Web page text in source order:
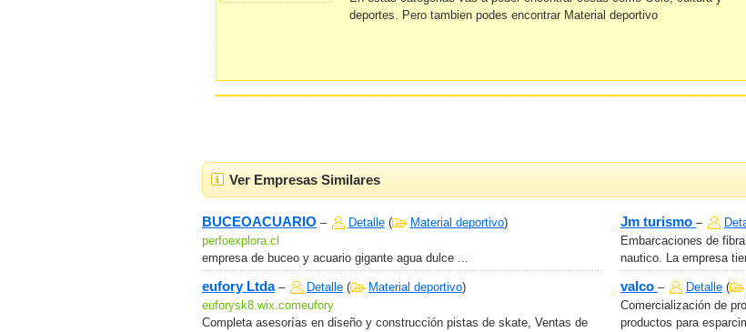
deportes. Pero tambien podes encontrar Material deportivo
Ver Empresas Similares
BUCEOACUARIO – Detalle ( Material deportivo)
perfoexplora.cl
empresa de buceo y acuario gigante agua dulce ...
eufory Ltda– Detalle ( Material deportivo)
euforysk8.wix.comeufory
Completa asesorías en diseño y construcción pistas de skate, Ventas de
Jm turismo –
Embarcaciones de
nautico. La empresa
valco – Detalle (
Comercialización de
productos para